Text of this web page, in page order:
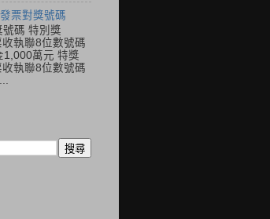
票對獎號碼
碼 特別獎
執聯8位數號碼
1,000萬元 特獎
執聯8位數號碼